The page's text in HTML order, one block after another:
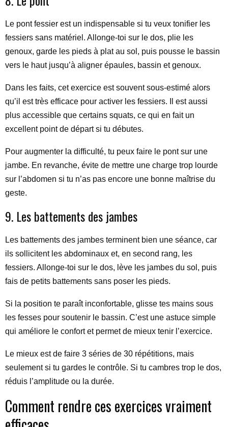
Le pont fessier est un indispensable si tu veux tonifier les
fessiers sans matériel. Allonge-toi sur le dos, plie les
genoux, garde les pieds à plat au sol, puis pousse le bassin
vers le haut jusqu’à aligner épaules, bassin et genoux.
Dans les faits, cet exercice est souvent sous-estimé alors
qu’il est très efficace pour activer les fessiers. Il est aussi
plus accessible que certains squats, ce qui en fait un
excellent point de départ si tu débutes.
Pour augmenter la difficulté, tu peux faire le pont sur une
jambe. En revanche, évite de mettre une charge trop lourde
sur l’abdomen si tu n’as pas encore une bonne maîtrise du
geste.
9. Les battements des jambes
Les battements des jambes terminent bien une séance, car
ils sollicitent les abdominaux et, en second rang, les
fessiers. Allonge-toi sur le dos, lève les jambes du sol, puis
fais de petits battements sans poser les pieds.
Si la position te paraît inconfortable, glisse tes mains sous
les fesses pour soutenir le bassin. C’est une astuce simple
qui améliore le confort et permet de mieux tenir l’exercice.
Le mieux est de faire 3 séries de 30 répétitions, mais
seulement si tu gardes le contrôle. Si tu cambres trop le dos,
réduis l’amplitude ou la durée.
Comment rendre ces exercices vraiment